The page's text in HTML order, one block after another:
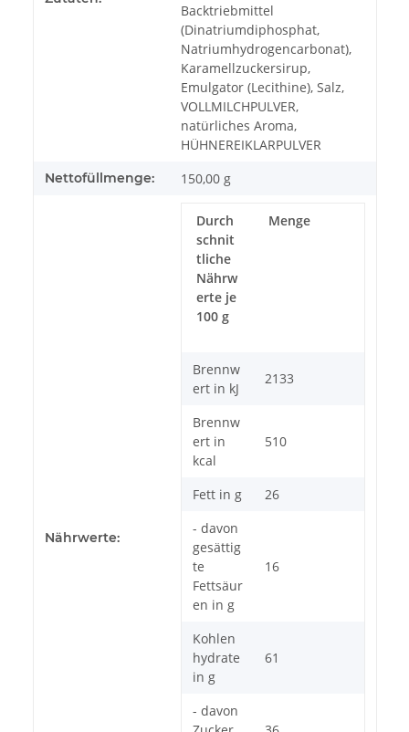
Backtriebmittel
(Dinatriumdiphosphat,
Natriumhydrogencarbonat),
Karamellzuckersirup,
Emulgator (Lecithine), Salz,
VOLLMILCHPULVER,
natürliches Aroma,
HÜHNEREIKLARPULVER
Nettofüllmenge: 150,00 g
Nährwerte:
Durch
schnit
tliche
Nährw
erte je
100 g
Menge
Brennw
ert in kJ
2133
Brennw
ert in
kcal
510
Fett in g
26
- davon
gesättig
te
Fettsäur
en in g
16
Kohlen
hydrate
in g
61
- davon